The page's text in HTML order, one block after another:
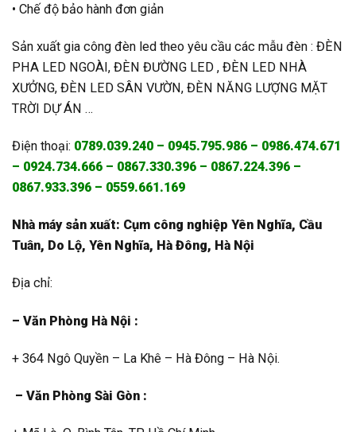
• Chế độ bảo hành đơn giản
Sản xuất gia công đèn led theo yêu cầu các mẫu đèn : ĐÈN
PHA LED NGOÀI, ĐÈN ĐƯỜNG LED , ĐÈN LED NHÀ
XƯỞNG, ĐÈN LED SÂN VƯỜN, ĐÈN NĂNG LƯỢNG MẶT
TRỜI DỰ ÁN …
Điện thoại: 0789.039.240 – 0945.795.986 – 0986.474.671
– 0924.734.666 – 0867.330.396 – 0867.224.396 –
0867.933.396 – 0559.661.169
Nhà máy sản xuất: Cụm công nghiệp Yên Nghĩa, Cầu
Tuân, Do Lộ, Yên Nghĩa, Hà Đông, Hà Nội
Địa chỉ:
– Văn Phòng Hà Nội :
+ 364 Ngô Quyền – La Khê – Hà Đông – Hà Nội.
– Văn Phòng Sài Gòn :